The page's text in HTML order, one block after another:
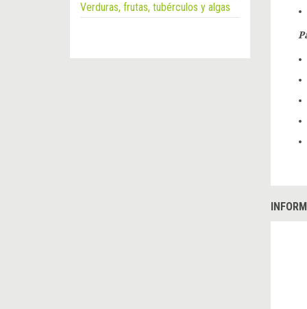
Verduras, frutas, tubérculos y algas